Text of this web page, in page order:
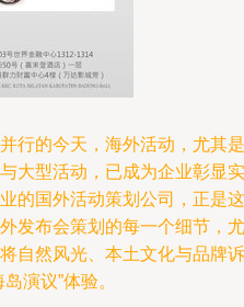
行的今天，海外活动，尤其是
大型活动，已成为企业彰显实
的国外活动策划公司，正是这
发布会策划的每一个细节，尤
自然风光、本土文化与品牌诉
演议”体验。